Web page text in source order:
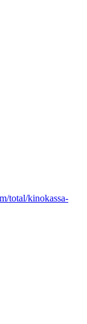
total/kinokassa-